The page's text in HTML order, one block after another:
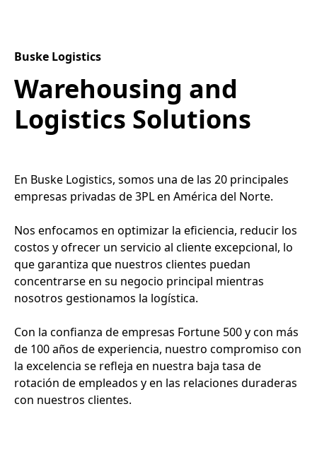
Buske Logistics
Warehousing and
Logistics Solutions
En Buske Logistics, somos una de las 20 principales
empresas privadas de 3PL en América del Norte.
Nos enfocamos en optimizar la eficiencia, reducir los
costos y ofrecer un servicio al cliente excepcional, lo
que garantiza que nuestros clientes puedan
concentrarse en su negocio principal mientras
nosotros gestionamos la logística.
Con la confianza de empresas Fortune 500 y con más
de 100 años de experiencia, nuestro compromiso con
la excelencia se refleja en nuestra baja tasa de
rotación de empleados y en las relaciones duraderas
con nuestros clientes.